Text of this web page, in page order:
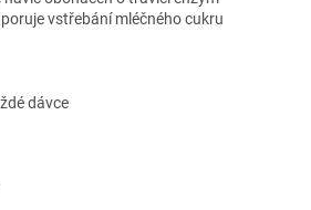
vstřebání mléčného cukru
dávce